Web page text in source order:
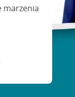
marzenia